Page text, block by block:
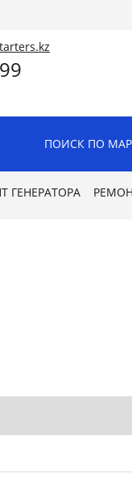
ПОИСК ПО
ГЕНЕРАТОРА